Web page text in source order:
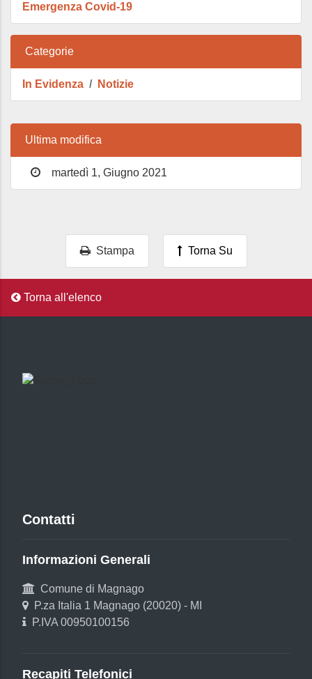
Emergenza Covid-19
Categorie
In Evidenza Notizie
Ultima modifica
martedì 1, Giugno 2021
Stampa Torna Su
Torna all'elenco
Contatti
Informazioni Generali
Comune di Magnago
P.za Italia 1 Magnago (20020) - MI
P.IVA 00950100156
Recapiti Telefonici